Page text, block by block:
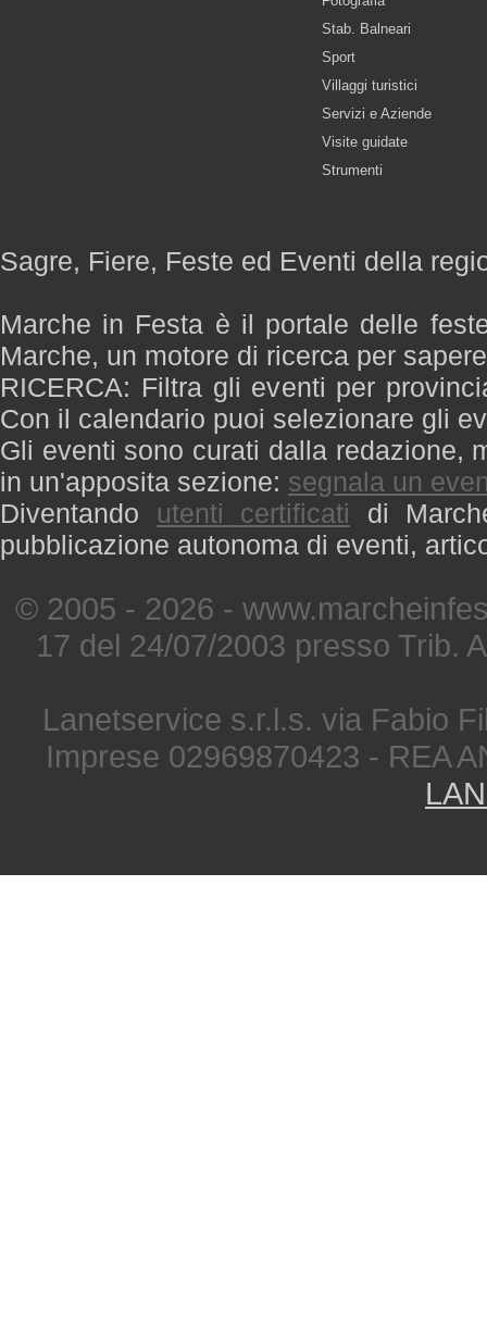
Stab. Balneari
Sport
Villaggi turistici
Servizi e Aziende
Visite guidate
Strumenti
Sagre, Fiere, Feste ed Eventi della
Marche in Festa è il portale delle
Marche, un motore di ricerca per
RICERCA: Filtra gli eventi per
Con il calendario puoi selezionare gli
Gli eventi sono curati dalla redazione,
in un'apposita sezione: segnala un
Diventando utenti certificati di
pubblicazione autonoma di eventi,
© 2005 - 2026 -
17 del 24/07/2003 presso Trib.
Lanetservice s.r.l.s. via Fabio
Imprese 02969870423 - REA